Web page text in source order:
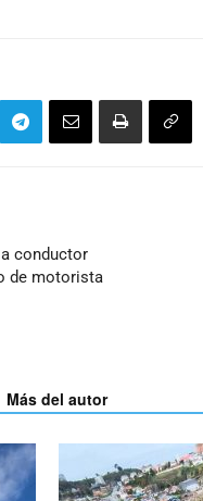
conductor
de motorista
Más del autor